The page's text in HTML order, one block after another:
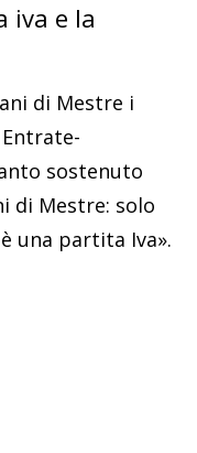
iva e la
di Mestre i
sostenuto
di Mestre: solo
una partita Iva».